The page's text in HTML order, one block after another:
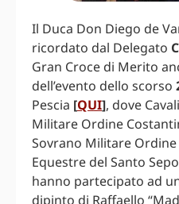
Il Duca Don Diego de
ricordato dal Delegato
Gran Croce di Merito
dell’evento dello scorso
Pescia [QUI], dove
Militare Ordine
Sovrano Militare
Equestre del Santo
hanno partecipato ad
dipinto di Raffaello